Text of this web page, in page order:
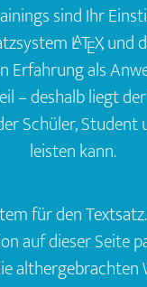
sind Ihr
L
ATEX, und
Erfahrung als
– deshalb liegt
Schüler,
leisten kann.
für den
auf dieser Seite
althergebrachten